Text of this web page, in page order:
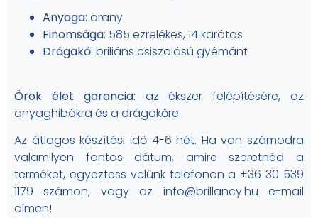
Anyaga: arany
Finomsága: 585 ezrelékes, 14 karátos
Drágakő: briliáns csiszolású gyémánt
Örök élet garancia: az ékszer felépítésére, az
anyaghibákra és a drágakőre
Az átlagos készítési idő 4-6 hét. Ha van számodra
valamilyen fontos dátum, amire szeretnéd a
terméket, egyeztess velünk telefonon a +36 30 539
1179 számon, vagy az info@brillancy.hu e-mail
címen!